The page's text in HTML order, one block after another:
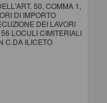
50, COMMA 1,
DI IMPORTO
DEI LAVORI
LOCULI CIMITERIALI
C.DA ILICETO